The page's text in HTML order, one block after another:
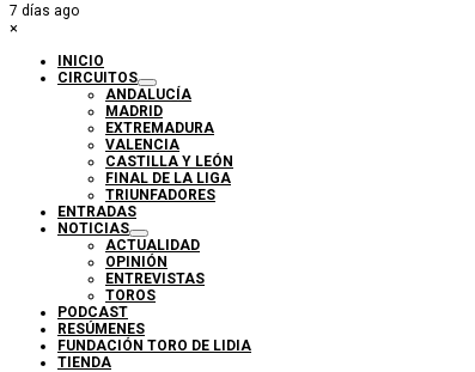
7 días ago
×
INICIO
CIRCUITOS
ANDALUCÍA
MADRID
EXTREMADURA
VALENCIA
CASTILLA Y LEÓN
FINAL DE LA LIGA
TRIUNFADORES
ENTRADAS
NOTICIAS
ACTUALIDAD
OPINIÓN
ENTREVISTAS
TOROS
PODCAST
RESÚMENES
FUNDACIÓN TORO DE LIDIA
TIENDA